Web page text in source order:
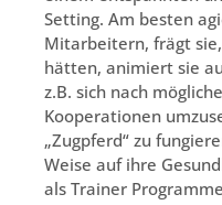
Setting. Am besten
Mitarbeitern, frägt
hätten, animiert sie
z.B. sich nach
Kooperationen
„Zugpferd“ zu
Weise auf ihre
als Trainer